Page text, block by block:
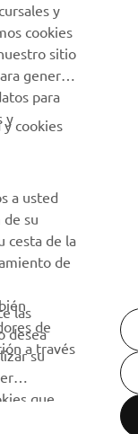
nuestra Política de
datos personales:
y
cookies
sitio
generar
para
ycookies
a usted
su
cesta de la
de
de
a través
las
desea
su
que